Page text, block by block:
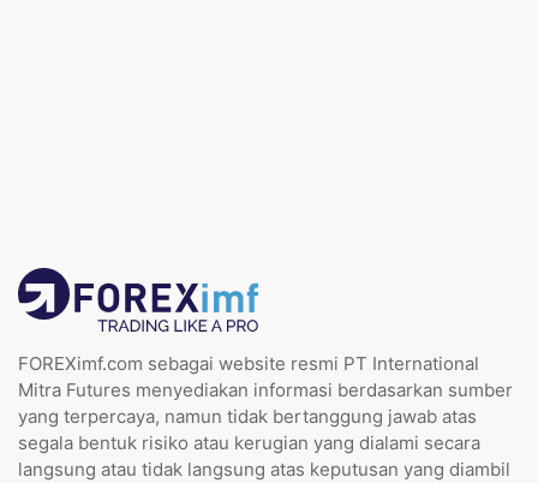
FOREXimf.com sebagai website resmi PT International
Mitra Futures menyediakan informasi berdasarkan sumber
yang terpercaya, namun tidak bertanggung jawab atas
segala bentuk risiko atau kerugian yang dialami secara
langsung atau tidak langsung atas keputusan yang diambil